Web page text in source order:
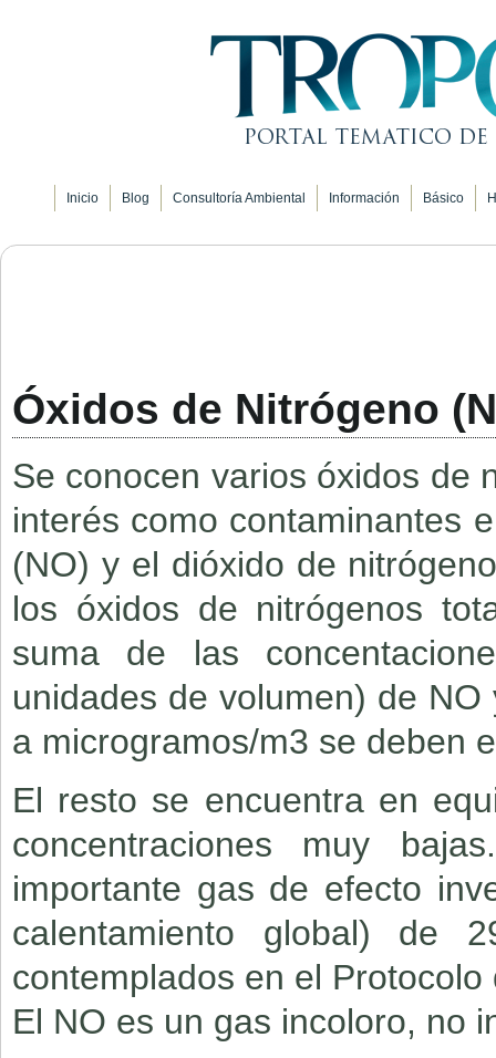
Inicio Blog Consultoría Ambiental Información Básico
Óxidos de Nitrógeno
Se conocen varios óxidos de
interés como contaminantes
(NO) y el dióxido de
los óxidos de nitrógenos
suma de las
unidades de volumen) de
a microgramos/m3 se deben
El resto se encuentra en
concentraciones muy
importante gas de efecto
calentamiento global)
contemplados en el Protocolo
El NO es un gas incoloro, no